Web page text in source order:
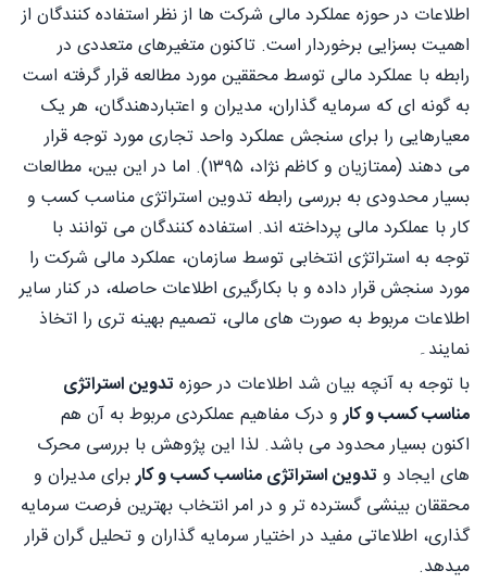
اطلاعات در حوزه عملکرد مالی شرکت ها از نظر استفاده کنندگان از
اهمیت بسزایی برخوردار است. تاکنون متغیرهای متعددی در
رابطه با عملکرد مالی توسط محققین مورد مطالعه قرار گرفته است
به گونه ای که سرمایه گذاران، مدیران و اعتباردهندگان، هر یک
معیارهایی را برای سنجش عملکرد واحد تجاری مورد توجه قرار
می دهند (ممتازیان و کاظم نژاد، ۱۳۹۵). اما در این بین، مطالعات
بسیار محدودی به بررسی رابطه تدوین استراتژی مناسب کسب و
کار با عملکرد مالی پرداخته اند. استفاده کنندگان می توانند با
توجه به استراتژی انتخابی توسط سازمان، عملکرد مالی شرکت را
مورد سنجش قرار داده و با بکارگیری اطلاعات حاصله، در کنار سایر
اطلاعات مربوط به صورت های مالی، تصمیم بهینه تری را اتخاذ
نمایند۔
با توجه به آنچه بیان شد اطلاعات در حوزه تدوین استراتژی
مناسب کسب و کارو درک مفاهیم عملکردی مربوط به آن هم
اکنون بسیار محدود می باشد. لذا این پژوهش با بررسی محرک
های ایجاد و تدوین استراتژی مناسب کسب و کاربرای مدیران و
محققان بینشی گسترده تر و در امر انتخاب بهترین فرصت سرمایه
گذاری، اطلاعاتی مفید در اختیار سرمایه گذاران و تحلیل گران قرار
میدهد.